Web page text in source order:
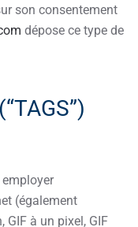
son consentement
dépose ce type de
employer
(également
GIF à un pixel, GIF